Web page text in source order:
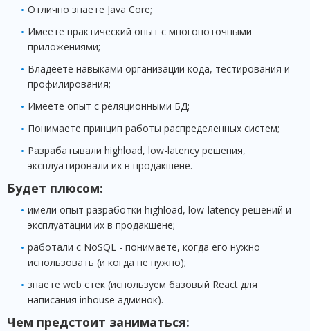
Отлично знаете Java Core;
Имеете практический опыт с многопоточными
приложениями;
Владеете навыками организации кода, тестирования и
профилирования;
Имеете опыт с реляционными БД;
Понимаете принцип работы распределенных систем;
Разрабатывали highload, low-latency решения,
эксплуатировали их в продакшене.
Будет плюсом:
имели опыт разработки highload, low-latency решений и
эксплуатации их в продакшене;
работали с NoSQL - понимаете, когда его нужно
использовать (и когда не нужно);
знаете web стек (используем базовый React для
написания inhouse админок).
Чем предстоит заниматься: